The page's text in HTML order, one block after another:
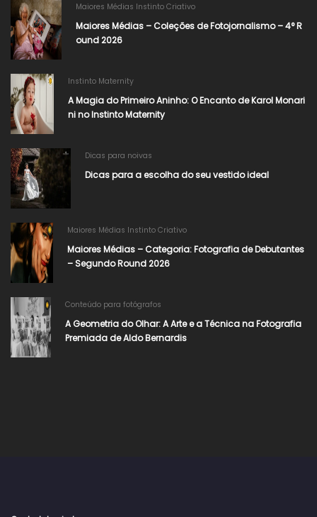
Maiores Médias Instinto Criativo
Maiores Médias – Coleções de Fotojornalismo – 4° R
ound 2026​
Instinto Maternity
A Magia do Primeiro Aninho: O Encanto de Karol Monari
ni no Instinto Maternity
Dicas para noivas
Dicas para a escolha do seu vestido ideal
Maiores Médias Instinto Criativo
Maiores Médias – Categoria: Fotografia de Debutantes
– Segundo Round 2026​
Conteúdo para fotógrafos
A Geometria do Olhar: A Arte e a Técnica na Fotografia
Premiada de Aldo Bernardis